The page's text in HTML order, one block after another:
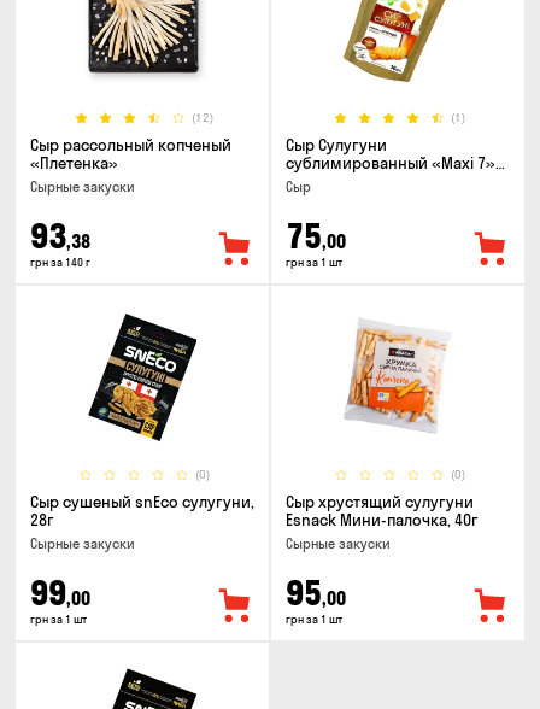
(12)
Сыр рассольный копченый
«Плетенка»
Cырные закуски
93,38
грн за 140 г
(1)
Сыр Сулугуни
сублимированный «Maxi 7»
кусочки, 30г
Сыр
75,00
грн за 1 шт
(0)
Сыр сушеный snEco сулугуни,
28г
Cырные закуски
99,00
грн за 1 шт
(0)
Сыр хрустящий сулугуни
Esnack Мини-палочка, 40г
Cырные закуски
95,00
грн за 1 шт